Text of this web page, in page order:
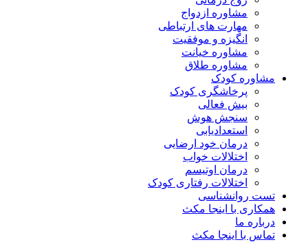
مشاوره ازدواج
مهارت های ارتباطی
انگیزه و موفقیت
مشاوره خیانت
مشاوره طلاق
مشاوره کودک
پرخاشگری کودک
بیش فعالی
سنجش هوش
استعدادیابی
درمان خود ارضایی
اختلالات خواب
درمان اوتیسم
اختلالات رفتاری کودک
تست روانشناسی
همکاری با اینجا مکث
درباره ما
تماس با اینجا مکث